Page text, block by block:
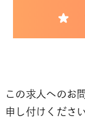
この求人へのお
申し付けください